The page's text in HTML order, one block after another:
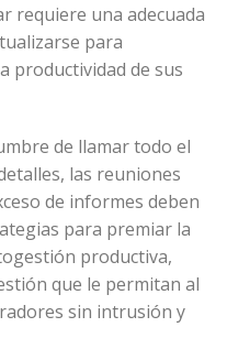
requiere una adecuada
para
productividad de sus
de llamar todo el
las reuniones
de informes deben
para premiar la
productiva,
que le permitan al
sin intrusión y